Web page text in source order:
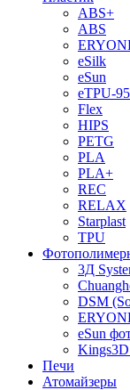
ABS+
ABS
eSilk
eSun
eTPU-
Flex
HIPS
PETG
PLA
PLA+
REC
RELAX
Starplast
TPU
3Д
DSM
eSun
Печи
Атомайзеры